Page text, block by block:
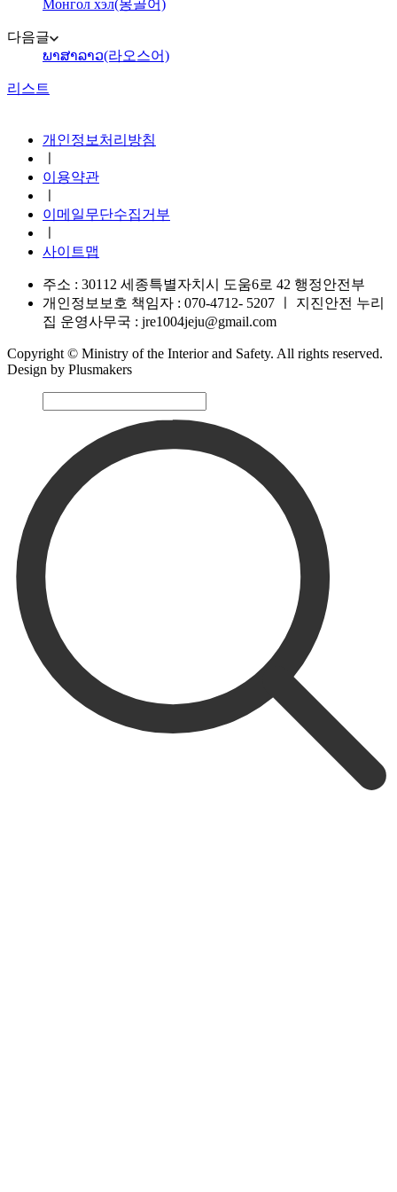
Монгол хэл(몽골어)
다음글
ພາສາລາວ(라오스어)
리스트
개인정보처리방침
이용약관
이메일무단수집거부
사이트맵
주소 : 30112 세종특별자치시 도움6로 42 행정안전부
개인정보보호 책임자 : 070-4712- 5207
지진안전 누리
집 운영사무국 : jre1004jeju@gmail.com
Copyright © Ministry of the Interior and Safety. All rights reserved.
Design by Plusmakers